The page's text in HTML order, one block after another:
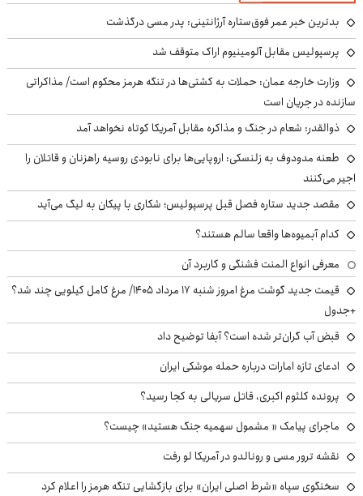
بدترین خبر عمر فوق‌ستاره آرژانتینی: پدر مسی درگذشت
پرسپولیس مقابل آلومینیوم اراک متوقف شد
وزارت خارجه عمان: حملات به کشتی‌ها در تنگه هرمز محکوم است/ مذاکراتی
سازنده در جریان است
ذوالقدر: شعام در جنگ و مذاکره مقابل آمریکا کوتاه نخواهد آمد
طعنه مدودوف به زلنسکی: اروپایی‌ها برای نابودی روسیه راهزنان و قاتلان را
اجیر می‌کنند
مقصد جدید ستاره فصل قبل پرسپولیس؛ شکاری با پیکان به لیگ می‌آید
کدام آبمیوه‌ها واقعا سالم هستند؟
معرفی انواع المنت فشنگی و کاربرد آن
قیمت جدید گوشت مرغ امروز شنبه ۱۷ مرداد ۱۴۰۵/ مرغ کامل کیلویی چند شد؟
+جدول
قبض آب گران‌تر شده است؟ آبفا توضیح داد
ادعای تازه امارات درباره حمله موشکی ایران
پرونده کلثوم اکبری، قاتل سریالی به کجا رسید؟
ماجرای پیامک « مشمول سهمیه جنگ هستید» چیست؟
نقشه ترور مسی و رونالدو در آمریکا لو رفت
سخنگوی سپاه «شرط اصلی ایران» برای بازگشایی تنگه هرمز را اعلام کرد